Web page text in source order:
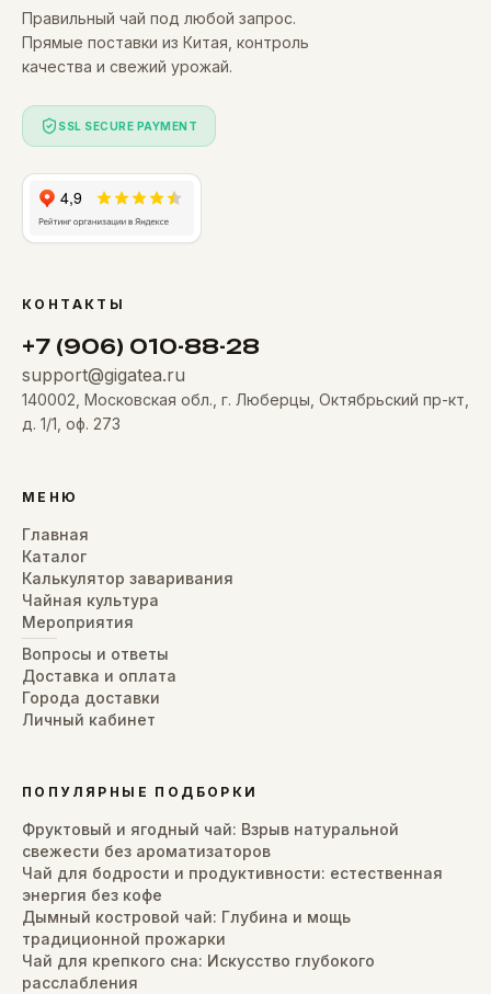
Правильный чай под любой запрос.
Прямые поставки из Китая, контроль
качества и свежий урожай.
SSL SECURE PAYMENT
КОНТАКТЫ
+7 (906) 010-88-28
support@gigatea.ru
140002, Московская обл., г. Люберцы, Октябрьский пр-кт,
д. 1/1, оф. 273
МЕНЮ
Главная
Каталог
Калькулятор заваривания
Чайная культура
Мероприятия
Вопросы и ответы
Доставка и оплата
Города доставки
Личный кабинет
ПОПУЛЯРНЫЕ ПОДБОРКИ
Фруктовый и ягодный чай: Взрыв натуральной
свежести без ароматизаторов
Чай для бодрости и продуктивности: естественная
энергия без кофе
Дымный костровой чай: Глубина и мощь
традиционной прожарки
Чай для крепкого сна: Искусство глубокого
расслабления